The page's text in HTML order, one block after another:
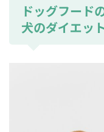
ドッグフード
犬のダイエット